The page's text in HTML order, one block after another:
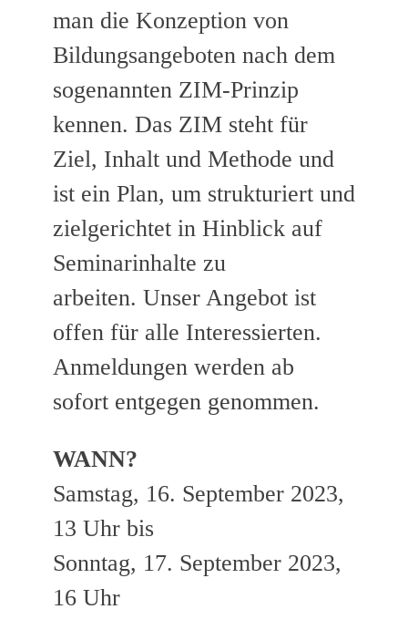
man die Konzeption von
Bildungsangeboten nach dem
sogenannten ZIM-­Prinzip
kennen. Das ZIM steht für
Ziel, Inhalt und Methode und
ist ein Plan, um strukturiert und
zielgerichtet in Hinblick auf
Seminarinhalte zu
arbeiten. Unser Angebot ist
offen für alle Interessierten.
Anmeldungen werden ab
sofort entgegen genommen.
WANN?
Samstag, 16. September 2023,
13 Uhr bis
Sonntag, 17. September 2023,
16 Uhr